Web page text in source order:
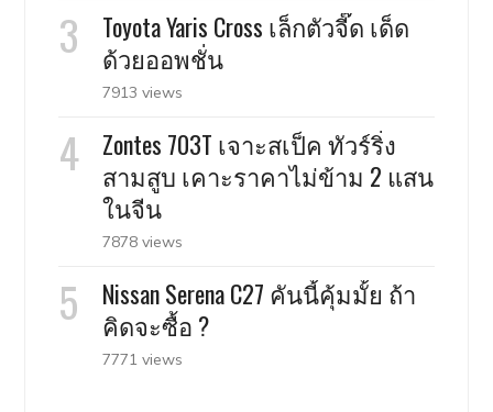
Toyota Yaris Cross เล็กตัวจี๊ด เด็ด
ด้วยออพชั่น
7913 views
Zontes 703T เจาะสเป็ค ทัวร์ริ่ง
สามสูบ เคาะราคาไม่ข้าม 2 แสน
ในจีน
7878 views
Nissan Serena C27 คันนี้คุ้มมั้ย ถ้า
คิดจะซื้อ ?
7771 views